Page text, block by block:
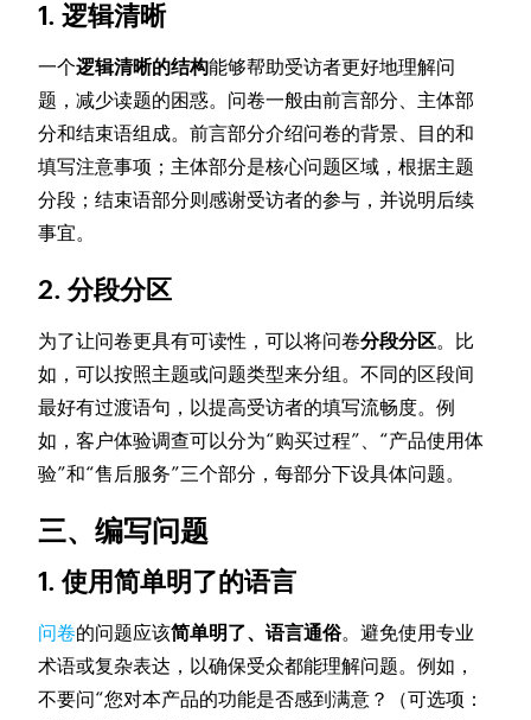
1. 逻辑清晰
一个逻辑清晰的结构能够帮助受访者更好地理解问
题，减少读题的困惑。问卷一般由前言部分、主体部
分和结束语组成。前言部分介绍问卷的背景、目的和
填写注意事项；主体部分是核心问题区域，根据主题
分段；结束语部分则感谢受访者的参与，并说明后续
事宜。
2. 分段分区
为了让问卷更具有可读性，可以将问卷分段分区。比
如，可以按照主题或问题类型来分组。不同的区段间
最好有过渡语句，以提高受访者的填写流畅度。例
如，客户体验调查可以分为“购买过程”、“产品使用体
验”和“售后服务”三个部分，每部分下设具体问题。
三、编写问题
1. 使用简单明了的语言
问卷的问题应该简单明了、语言通俗。避免使用专业
术语或复杂表达，以确保受众都能理解问题。例如，
不要问“您对本产品的功能是否感到满意？（可选项：